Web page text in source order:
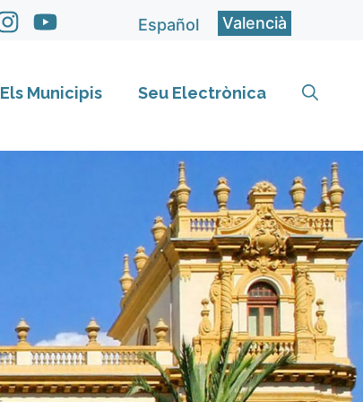
Español Valencià
Els Municipis Seu Electrònica